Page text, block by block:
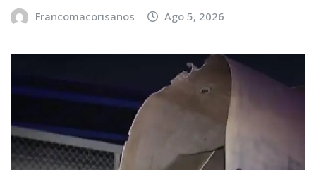
Francomacorisanos Ago 5, 2026